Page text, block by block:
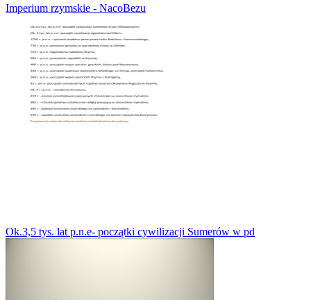
Imperium rzymskie - NacoBezu
Ok.3,5 tys. lat p.n.e- początki cywilizacji Sumerów w pd